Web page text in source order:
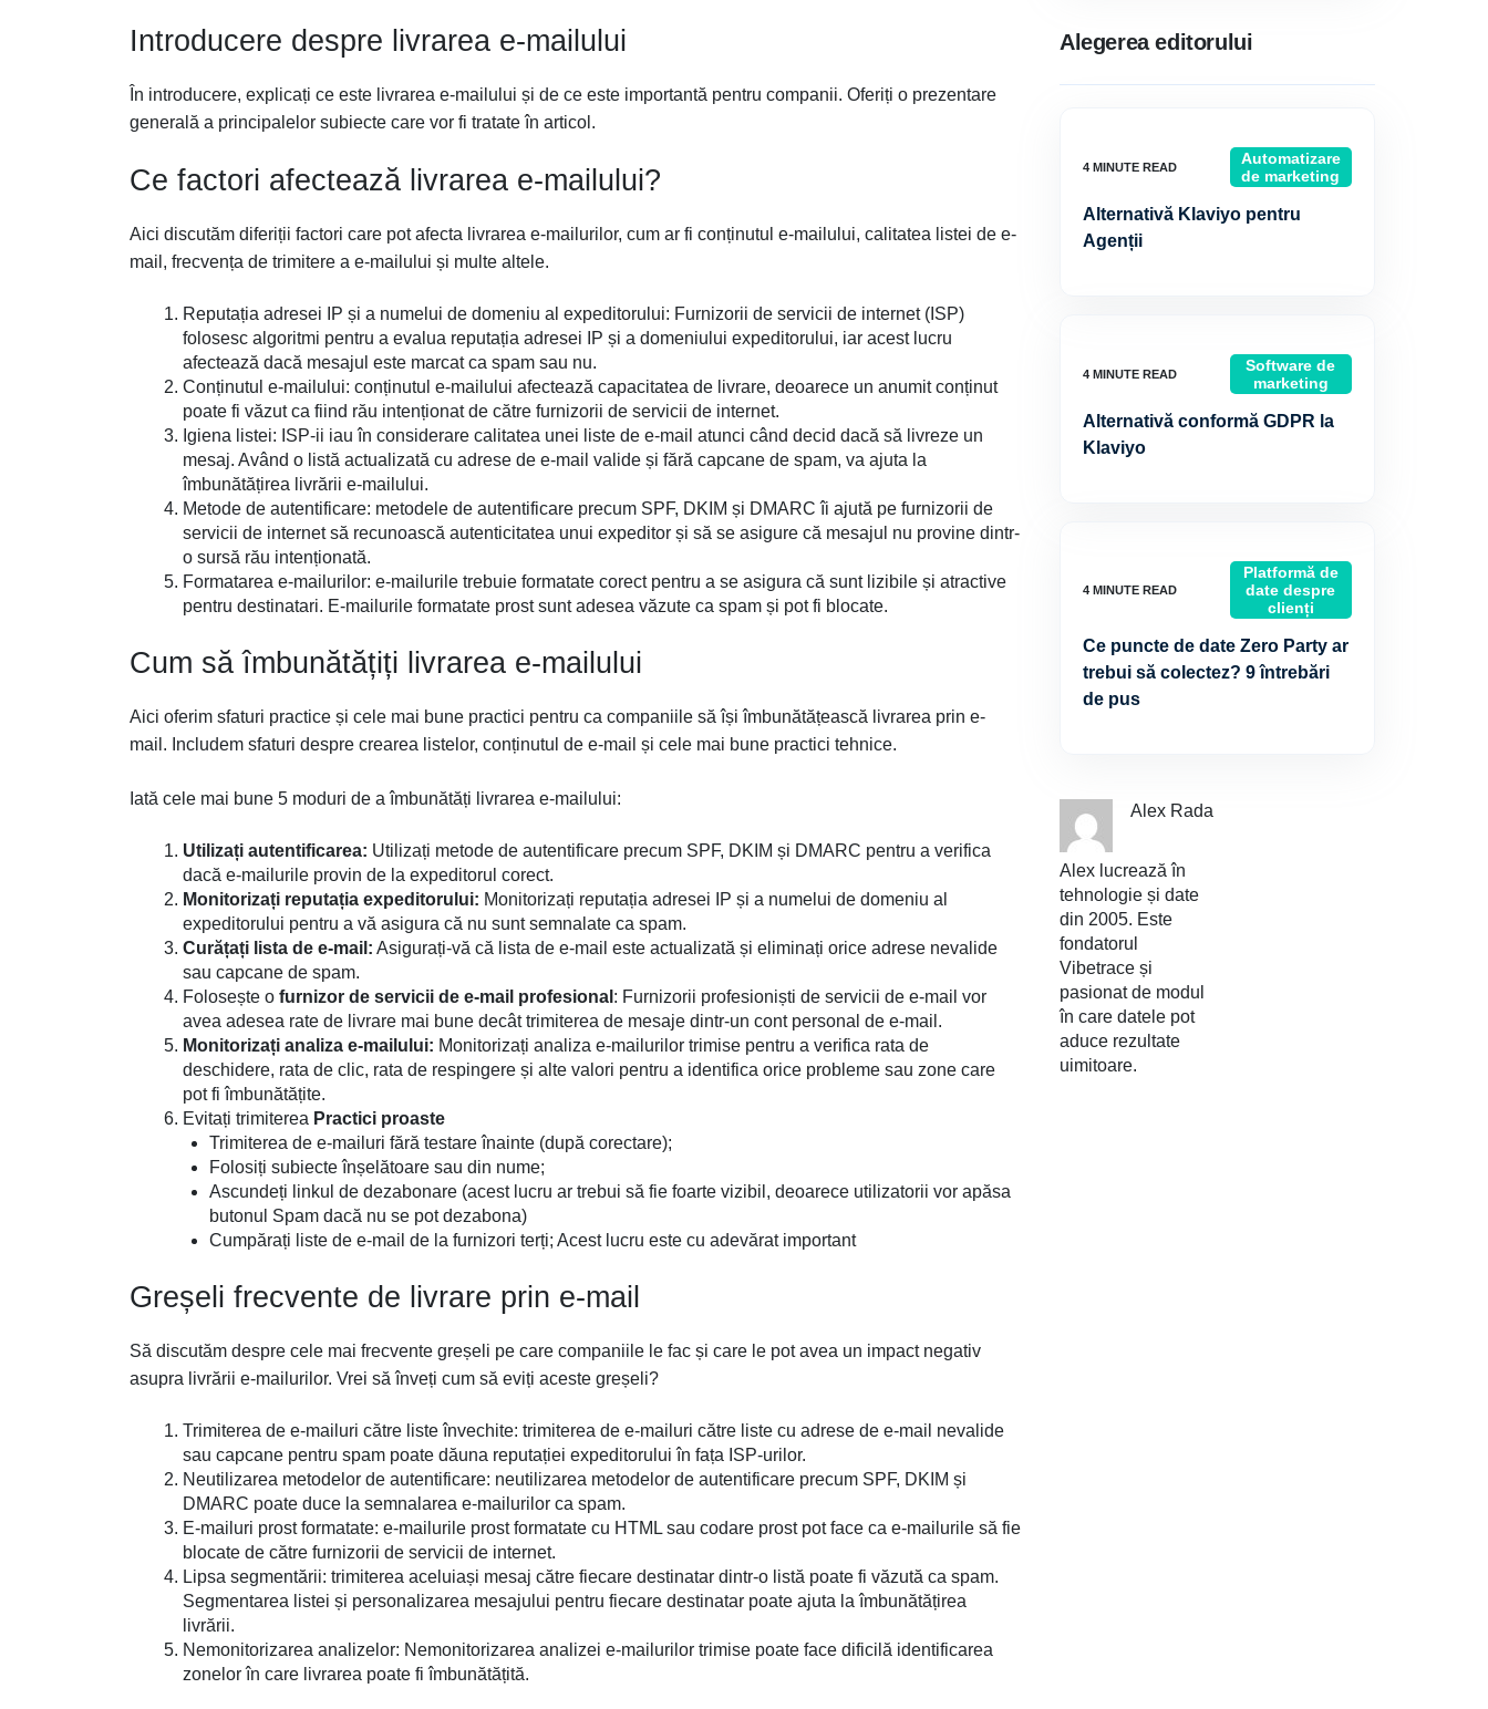
Introducere despre livrarea e-mailului
În introducere, explicați ce este livrarea e-mailului și de ce este importantă pentru companii. Oferiți o prezentare
generală a principalelor subiecte care vor fi tratate în articol.
Ce factori afectează livrarea e-mailului?
Aici discutăm diferiții factori care pot afecta livrarea e-mailurilor, cum ar fi conținutul e-mailului, calitatea listei de e-
mail, frecvența de trimitere a e-mailului și multe altele.
Reputația adresei IP și a numelui de domeniu al expeditorului: Furnizorii de servicii de internet (ISP)
folosesc algoritmi pentru a evalua reputația adresei IP și a domeniului expeditorului, iar acest lucru
afectează dacă mesajul este marcat ca spam sau nu.
Conținutul e-mailului: conținutul e-mailului afectează capacitatea de livrare, deoarece un anumit conținut
poate fi văzut ca fiind rău intenționat de către furnizorii de servicii de internet.
Igiena listei: ISP-ii iau în considerare calitatea unei liste de e-mail atunci când decid dacă să livreze un
mesaj. Având o listă actualizată cu adrese de e-mail valide și fără capcane de spam, va ajuta la
îmbunătățirea livrării e-mailului.
Metode de autentificare: metodele de autentificare precum SPF, DKIM și DMARC îi ajută pe furnizorii de
servicii de internet să recunoască autenticitatea unui expeditor și să se asigure că mesajul nu provine dintr-
o sursă rău intenționată.
Formatarea e-mailurilor: e-mailurile trebuie formatate corect pentru a se asigura că sunt lizibile și atractive
pentru destinatari. E-mailurile formatate prost sunt adesea văzute ca spam și pot fi blocate.
Cum să îmbunătățiți livrarea e-mailului
Aici oferim sfaturi practice și cele mai bune practici pentru ca companiile să își îmbunătățească livrarea prin e-
mail. Includem sfaturi despre crearea listelor, conținutul de e-mail și cele mai bune practici tehnice.
Iată cele mai bune 5 moduri de a îmbunătăți livrarea e-mailului:
Utilizați autentificarea: Utilizați metode de autentificare precum SPF, DKIM și DMARC pentru a verifica
dacă e-mailurile provin de la expeditorul corect.
Monitorizați reputația expeditorului: Monitorizați reputația adresei IP și a numelui de domeniu al
expeditorului pentru a vă asigura că nu sunt semnalate ca spam.
Curățați lista de e-mail: Asigurați-vă că lista de e-mail este actualizată și eliminați orice adrese nevalide
sau capcane de spam.
Folosește o furnizor de servicii de e-mail profesional : Furnizorii profesioniști de servicii de e-mail vor
avea adesea rate de livrare mai bune decât trimiterea de mesaje dintr-un cont personal de e-mail.
Monitorizați analiza e-mailului: Monitorizați analiza e-mailurilor trimise pentru a verifica rata de
deschidere, rata de clic, rata de respingere și alte valori pentru a identifica orice probleme sau zone care
pot fi îmbunătățite.
Evitați trimiterea Practici proaste
Trimiterea de e-mailuri fără testare înainte (după corectare);
Folosiți subiecte înșelătoare sau din nume;
Ascundeți linkul de dezabonare (acest lucru ar trebui să fie foarte vizibil, deoarece utilizatorii vor apăsa
butonul Spam dacă nu se pot dezabona)
Cumpărați liste de e-mail de la furnizori terți; Acest lucru este cu adevărat important
Greșeli frecvente de livrare prin e-mail
Să discutăm despre cele mai frecvente greșeli pe care companiile le fac și care le pot avea un impact negativ
asupra livrării e-mailurilor. Vrei să înveți cum să eviți aceste greșeli?
Trimiterea de e-mailuri către liste învechite: trimiterea de e-mailuri către liste cu adrese de e-mail nevalide
sau capcane pentru spam poate dăuna reputației expeditorului în fața ISP-urilor.
Neutilizarea metodelor de autentificare: neutilizarea metodelor de autentificare precum SPF, DKIM și
DMARC poate duce la semnalarea e-mailurilor ca spam.
E-mailuri prost formatate: e-mailurile prost formatate cu HTML sau codare prost pot face ca e-mailurile să fie
blocate de către furnizorii de servicii de internet.
Lipsa segmentării: trimiterea aceluiași mesaj către fiecare destinatar dintr-o listă poate fi văzută ca spam.
Segmentarea listei și personalizarea mesajului pentru fiecare destinatar poate ajuta la îmbunătățirea
livrării.
Nemonitorizarea analizelor: Nemonitorizarea analizei e-mailurilor trimise poate face dificilă identificarea
zonelor în care livrarea poate fi îmbunătățită.
Alegerea editorului
Automatizare
de marketing
Alternativă Klaviyo pentru
Agenții
Software de
marketing
Alternativă conformă GDPR la
Klaviyo
Platformă de
date despre
clienți
Ce puncte de date Zero Party ar
trebui să colectez? 9 întrebări
de pus
Alex Rada
Alex lucrează în
tehnologie și date
din 2005. Este
fondatorul
Vibetrace și
pasionat de modul
în care datele pot
aduce rezultate
uimitoare.